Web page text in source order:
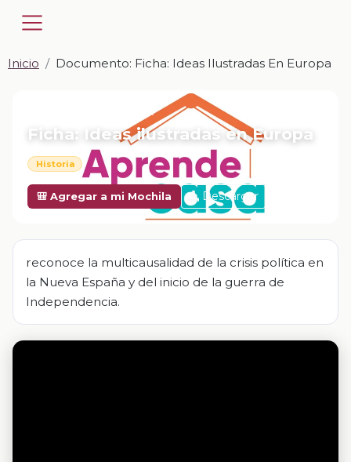
Inicio Documento: Ficha: Ideas Ilustradas En Europa
📎 DOCUMENTO · DOCX
Ficha: Ideas ilustradas en Europa
Historia
🎒 Agregar a mi Mochila Descargar
reconoce la multicausalidad de la crisis política en
la Nueva España y del inicio de la guerra de
Independencia.